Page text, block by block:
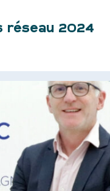
réseau 2024